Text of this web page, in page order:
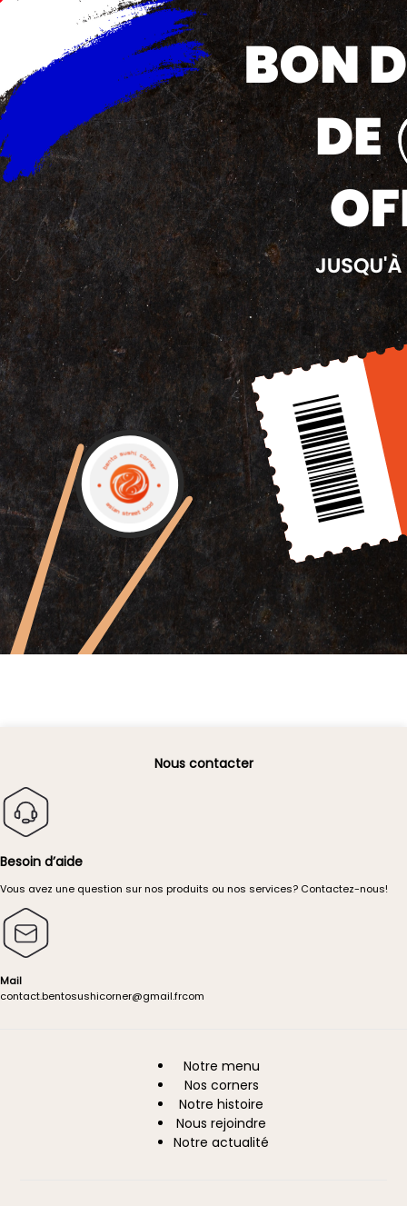
Nous contacter
Besoin d’aide
Vous avez une question sur nos produits ou nos services? Contactez-nous!
Mail
contact.bentosushicorner@gmail.frcom
A
propos
Notre menu
Nos corners
Notre histoire
Nous rejoindre
Notre actualité